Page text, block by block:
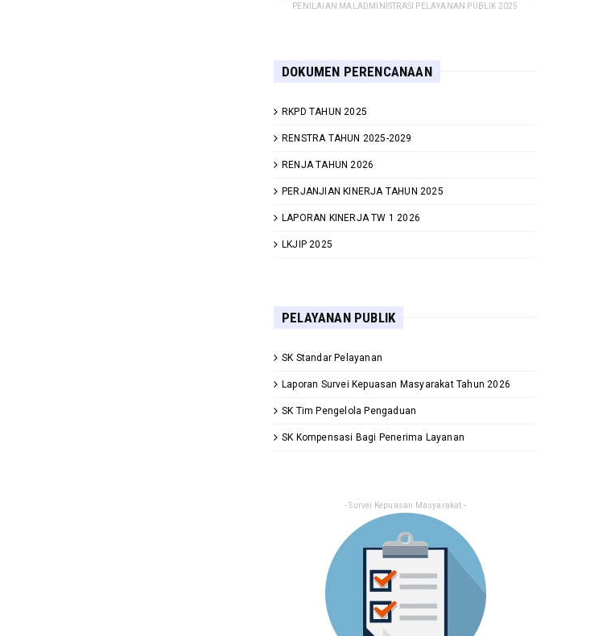
PENILAIAN MALADMINISTRASI PELAYANAN PUBLIK 2025
DOKUMEN PERENCANAAN
RKPD TAHUN 2025
RENSTRA TAHUN 2025-2029
RENJA TAHUN 2026
PERJANJIAN KINERJA TAHUN 2025
LAPORAN KINERJA TW 1 2026
LKJIP 2025
PELAYANAN PUBLIK
SK Standar Pelayanan
Laporan Survei Kepuasan Masyarakat Tahun 2026
SK Tim Pengelola Pengaduan
SK Kompensasi Bagi Penerima Layanan
- Survei Kepuasan Masyarakat -